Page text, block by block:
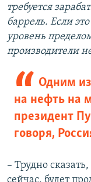
требуется
баррель. Если
уровень
производители
Одним
на нефть на
президент
говоря,
– Трудно